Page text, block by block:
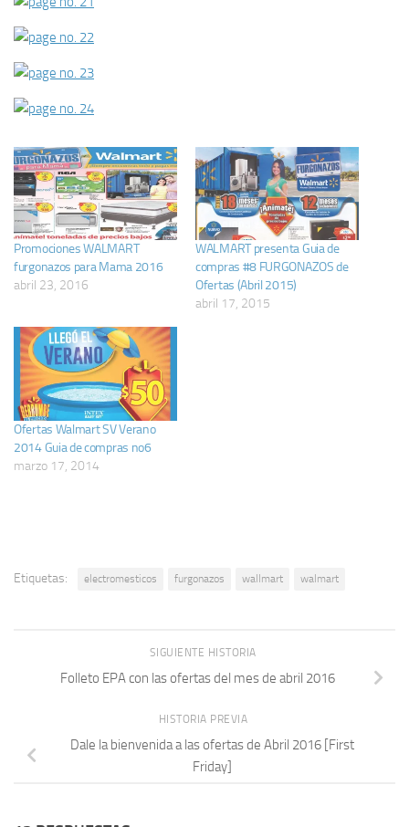
Promociones WALMART
furgonazos para Mama 2016
abril 23, 2016
WALMART presenta Guia de
compras #8 FURGONAZOS de
Ofertas (Abril 2015)
abril 17, 2015
Ofertas Walmart SV Verano
2014 Guia de compras no6
marzo 17, 2014
Etiquetas: electromesticos furgonazos wallmart walmart
SIGUIENTE HISTORIA
Folleto EPA con las ofertas del mes de abril 2016
HISTORIA PREVIA
Dale la bienvenida a las ofertas de Abril 2016 [First
Friday]